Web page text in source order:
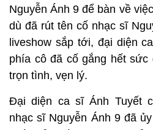
Nguyễn Ánh 9 để bàn về
dù đã rút tên cố nhạc sĩ
liveshow sắp tới, đại diện
phía cô đã cố gắng hết sức
trọn tình, vẹn lý.
Đại diện ca sĩ Ánh Tuyết
nhạc sĩ Nguyễn Ánh 9 đã